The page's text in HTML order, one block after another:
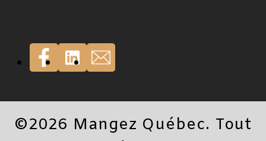
©2026 Mangez Québec. Tout